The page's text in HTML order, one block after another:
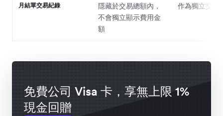
月結單交易紀錄
隱藏於交易總額內，
不會獨立顯示費用金
額
作為獨立交易
免費公司 Visa 卡，享無上限 1%
現金回贈